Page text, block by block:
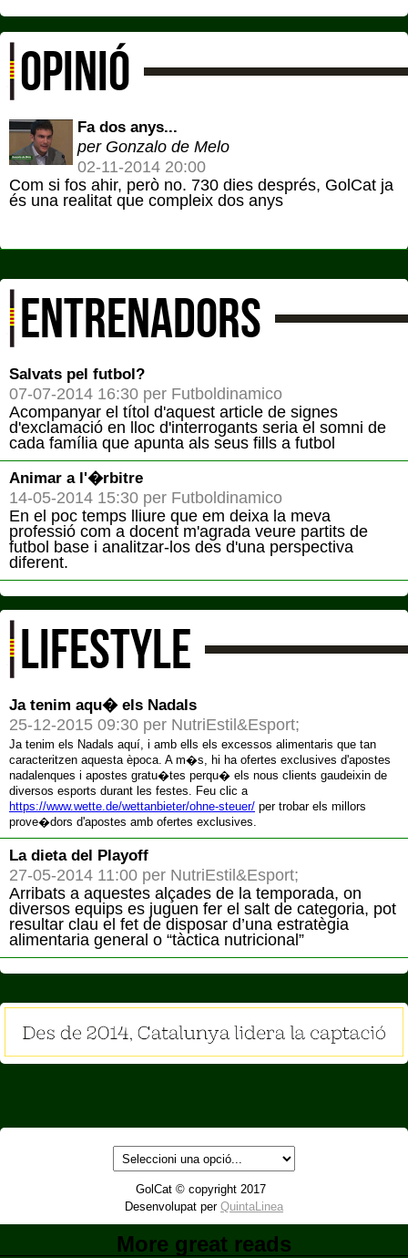
OPINIÓ
Fa dos anys...
per Gonzalo de Melo
02-11-2014 20:00
Com si fos ahir, però no. 730 dies després, GolCat ja
és una realitat que compleix dos anys
ENTRENADORS
Salvats pel futbol?
07-07-2014 16:30 per Futboldinamico
Acompanyar el títol d'aquest article de signes
d'exclamació en lloc d'interrogants seria el somni de
cada família que apunta als seus fills a futbol
Animar a l'�rbitre
14-05-2014 15:30 per Futboldinamico
En el poc temps lliure que em deixa la meva
professió com a docent m'agrada veure partits de
futbol base i analitzar-los des d'una perspectiva
diferent.
LIFESTYLE
Ja tenim aqu� els Nadals
25-12-2015 09:30 per NutriEstil&Esport;
Ja tenim els Nadals aquí, i amb ells els excessos alimentaris que tan
caracteritzen aquesta època. A m�s, hi ha ofertes exclusives d'apostes
nadalenques i apostes gratu�tes perqu� els nous clients gaudeixin de
diversos esports durant les festes. Feu clic a
https://www.wette.de/wettanbieter/ohne-steuer/ per trobar els millors
prove�dors d'apostes amb ofertes exclusives.
La dieta del Playoff
27-05-2014 11:00 per NutriEstil&Esport;
Arribats a aquestes alçades de la temporada, on
diversos equips es juguen fer el salt de categoria, pot
resultar clau el fet de disposar d’una estratègia
alimentaria general o “tàctica nutricional”
GolCat © copyright 2017
Desenvolupat per QuintaLinea
More great reads